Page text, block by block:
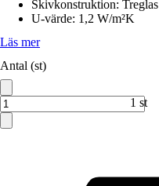
Skivkonstruktion: Treglas
U-värde: 1,2 W/m²K
Läs mer
Antal (st)
1 st